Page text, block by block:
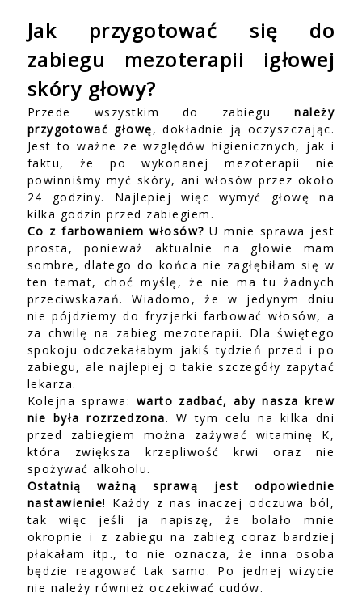
Jak przygotować się do
zabiegu mezoterapii igłowej
skóry głowy?
Przede wszystkim do zabiegunależy
przygotować głowę, dokładnie ją oczyszczając.
Jest to ważne ze względów higienicznych, jak i
faktu, że po wykonanej mezoterapii nie
powinniśmy myć skóry, ani włosów przez około
24 godziny. Najlepiej więc wymyć głowę na
kilka godzin przed zabiegiem.
Co z farbowaniem włosów? U mnie sprawa jest
prosta, ponieważ aktualnie na głowie mam
sombre, dlatego do końca nie zagłębiłam się w
ten temat, choć myślę, że nie ma tu żadnych
przeciwskazań. Wiadomo, że w jedynym dniu
nie pójdziemy do fryzjerki farbować włosów, a
za chwilę na zabieg mezoterapii. Dla świętego
spokoju odczekałabym jakiś tydzień przed i po
zabiegu, ale najlepiej o takie szczegóły zapytać
lekarza.
Kolejna sprawa: warto zadbać, aby nasza krew
nie była rozrzedzona. W tym celu na kilka dni
przed zabiegiem można zażywać witaminę K,
która zwiększa krzepliwość krwi oraz nie
spożywać alkoholu.
Ostatnią ważną sprawą jest odpowiednie
nastawienie! Każdy z nas inaczej odczuwa ból,
tak więc jeśli ja napiszę, że bolało mnie
okropnie i z zabiegu na zabieg coraz bardziej
płakałam itp., to nie oznacza, że inna osoba
będzie reagować tak samo. Po jednej wizycie
nie należy również oczekiwać cudów.